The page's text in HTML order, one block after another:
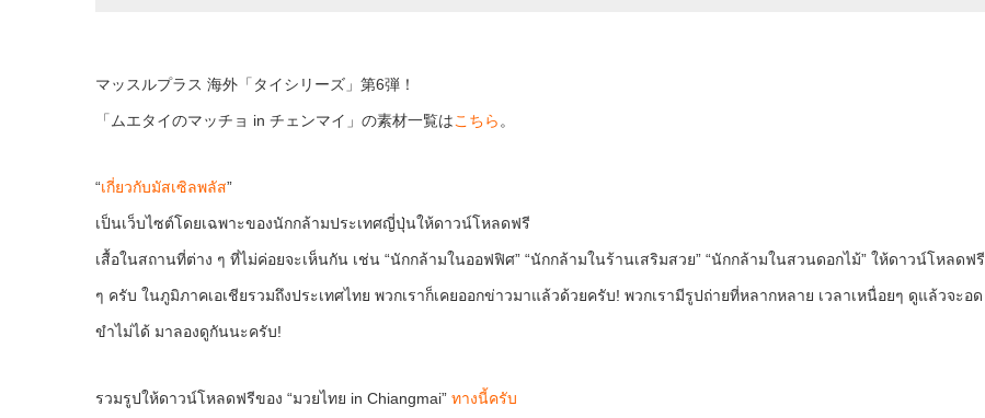
マッスルプラス 海外「タイシリーズ」第6弾！
「ムエタイのマッチョ in チェンマイ」の素材一覧はこちら 。
“เกี่ยวกับมัสเซิลพลัส”
เป็นเว็บไซต์โดยเฉพาะของนักกล้ามประเทศญี่ปุ่นให้ดาวน์โหลดฟรี
เสื้อในสถานที่ต่าง ๆ ที่ไม่ค่อยจะเห็นกัน เช่น “นักกล้ามในออฟฟิศ” “นักกล้ามในร้านเสริมสวย” “นักกล้ามในสวนดอกไม้” ให้ดาวน์โหลดฟรี
ๆ ครับ ในภูมิภาคเอเชียรวมถึงประเทศไทย พวกเราก็เคยออกข่าวมาแล้วด้วยครับ! พวกเรามีรูปถ่ายที่หลากหลาย เวลาเหนื่อยๆ ดูแล้วจะอด
ขำไม่ได้ มาลองดูกันนะครับ!
รวมรูปให้ดาวน์โหลดฟรีของ “มวยไทย in Chiangmai” ทางนี้ครับ